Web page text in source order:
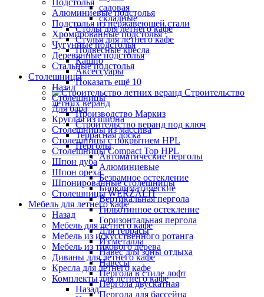
садовая
складные
Столы для летнего кафе
Стулья для летнего кафе
Подвесные кресла
Кашпо
Аксессуары
Показать ещё 10
Строительство
летних веранд
Производство Маркиз
Строительство веранд под ключ
Террасная доска
Перголы
Автоматические перголы
Алюминиевые
Безрамное остекление
Биоклиматические
Вертикальная пергола
Гильотинное остекление
Горизонтальная пергола
Для террасы
Из металла
Навес для зоны отдыха
Навесы
Пергола в стиле лофт
Пергола двускатная
Пергола для бассейна
Подстолья
Алюминиевые подстолья
Подстолья из нержавеющей стали
Хромированные подстолья
Чугунные подстолья
Деревянные подстолья
Стальные подстолья
Столешницы
Назад
Столешницы
Для бара
Круглая из шпона
Столешницы из массива
Столешницы с покрытием HPL
Столешницы Сompact Top HPL
Шпон дуба
Шпон ореха
Шпонированные столешницы
Столешницы WERZALIT
Мебель для летнего кафе
Назад
Мебель для летнего кафе
Мебель из искусственного ротанга
Мебель из тикового дерева
Диваны для летнего кафе
Кресла для летнего кафе
Комплекты для летнего кафе
Назад